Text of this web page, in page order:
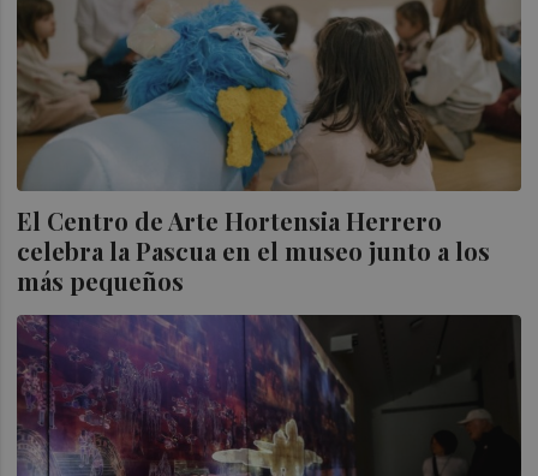
El Centro de Arte Hortensia Herrero
celebra la Pascua en el museo junto a los
más pequeños